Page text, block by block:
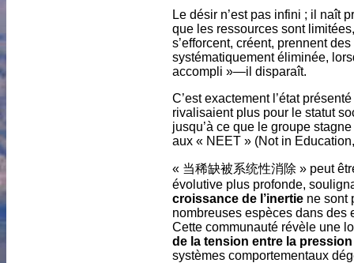
Le désir n’est pas infini ; il naît
que les ressources sont
s’efforcent, créent, prennent
systématiquement éliminée,
accompli »—il disparaît.
C’est exactement l’état
rivalisaient plus pour le statut
jusqu’à ce que le groupe
aux « NEET » (Not in
« 当稀缺被系统性消除 » peut
évolutive plus profonde,
croissance de l’inertie ne sont
nombreuses espèces dans des
Cette communauté révèle une
de la tension entre la
systèmes comportementaux